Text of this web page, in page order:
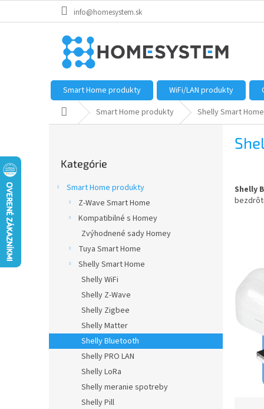
info@homesystem.sk
Smart Home produkty WiFi/LAN produkty
DomovSmart Home produkty Shelly Smart Home
kategórie
Kategórie
Smart Home produkty
Z-Wave Smart Home
Kompatibilné s Homey
Zvýhodnené sady Homey
Tuya Smart Home
Shelly Smart Home
Shelly WiFi
Shelly Z-Wave
Shelly Zigbee
Shelly Matter
Shelly Bluetooth
Shelly PRO LAN
Shelly LoRa
Shelly meranie spotreby
Shelly Pill
Shelly